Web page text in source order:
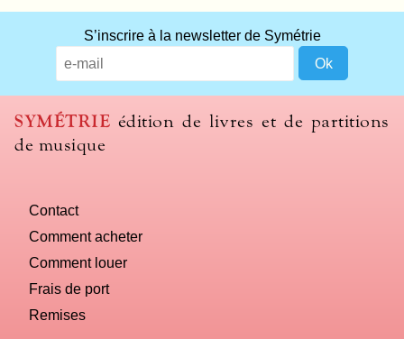
we
use
to
name
S’inscrire à la newsletter de Symétrie
SYMÉTRIE édition de livres et de partitions
de musique
Contact
Comment acheter
Comment louer
Frais de port
Remises